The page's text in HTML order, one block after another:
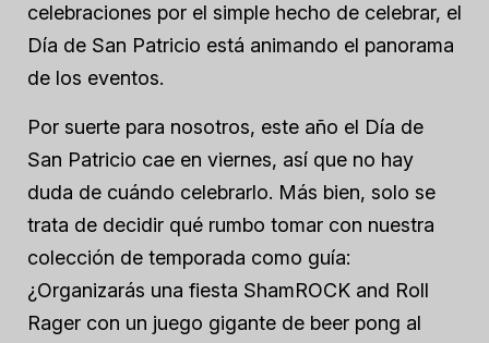
celebraciones por el simple hecho de celebrar, el
Día de San Patricio está animando el panorama
de los eventos.
Por suerte para nosotros, este año el Día de
San Patricio cae en viernes, así que no hay
duda de cuándo celebrarlo. Más bien, solo se
trata de decidir qué rumbo tomar con nuestra
colección de temporada como guía:
¿Organizarás una fiesta ShamROCK and Roll
Rager con un juego gigante de beer pong al